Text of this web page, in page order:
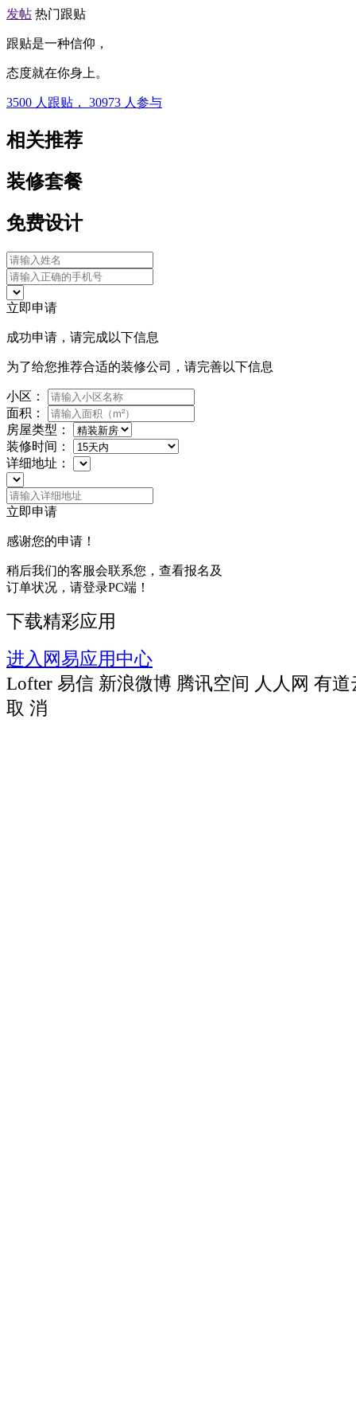
发帖 热门跟贴
跟贴是一种信仰，
态度就在你身上。
3500 人跟贴， 30973 人参与
相关推荐
装修套餐
免费设计
立即申请
成功申请，请完成以下信息
为了给您推荐合适的装修公司，请完善以下信息
小区：
面积：
房屋类型：
装修时间：
详细地址：
立即申请
感谢您的申请！
稍后我们的客服会联系您，查看报名及
订单状况，请登录PC端！
下载精彩应用
进入网易应用中心
Lofter 易信 新浪微博 腾讯空间 人人网 有道
取 消